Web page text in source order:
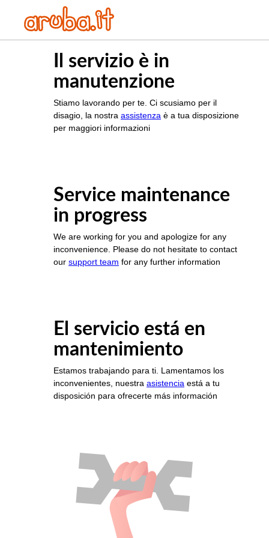
Il servizio è in
manutenzione
Stiamo lavorando per te. Ci scusiamo per il
disagio, la nostra assistenza è a tua disposizione
per maggiori informazioni
Service maintenance
in progress
We are working for you and apologize for any
inconvenience. Please do not hesitate to contact
our support team for any further information
El servicio está en
mantenimiento
Estamos trabajando para ti. Lamentamos los
inconvenientes, nuestra asistencia está a tu
disposición para ofrecerte más información